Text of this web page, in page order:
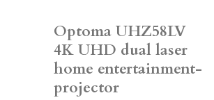
Optoma UHZ58LV
4K UHD dual laser
home entertainment-
projector